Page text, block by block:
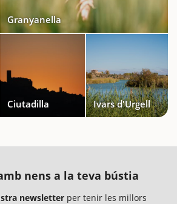
Granyanella
Ciutadilla Ivars d'Urgell
nens a la teva bústia
newsletter per tenir les millors